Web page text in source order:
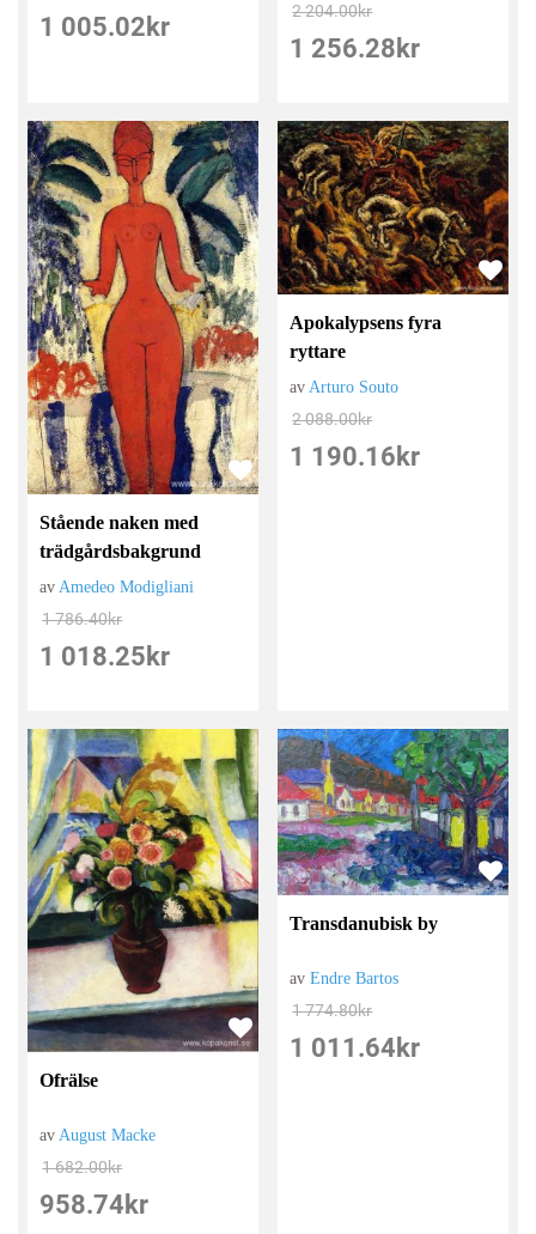
1 005.02 kr
2 204.00kr
1 256.28 kr
Stående naken med
trädgårdsbakgrund
avAmedeo Modigliani
1 786.40kr
1 018.25 kr
Apokalypsens fyra
ryttare
avArturo Souto
2 088.00kr
1 190.16 kr
Ofrälse
avAugust Macke
1 682.00kr
958.74 kr
Transdanubisk by
avEndre Bartos
1 774.80kr
1 011.64 kr